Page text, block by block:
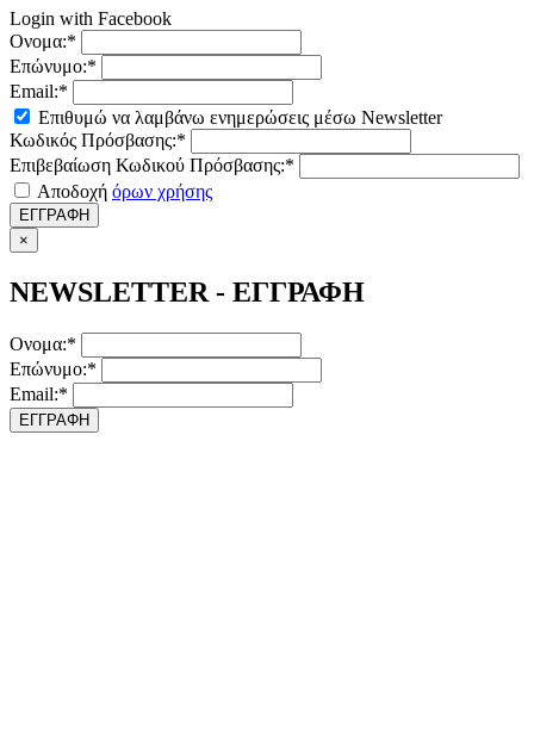
Login with Facebook
Ονομα:*
Επώνυμο:*
Email:*
Επιθυμώ να λαμβάνω ενημερώσεις μέσω Newsletter
Κωδικός Πρόσβασης:*
Επιβεβαίωση Κωδικού Πρόσβασης:*
Αποδοχή όρων χρήσης
ΕΓΓΡΑΦΗ
×
NEWSLETTER - ΕΓΓΡΑΦΗ
Ονομα:*
Επώνυμο:*
Email:*
ΕΓΓΡΑΦΗ